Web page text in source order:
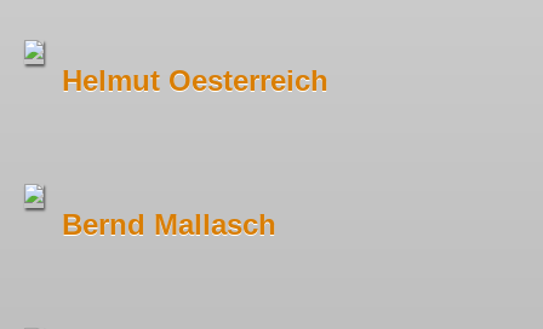
Helmut Oesterreich
Bernd Mallasch